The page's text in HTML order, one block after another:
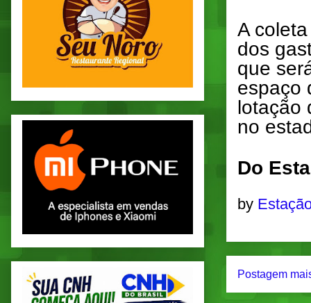
A
dos
que
espaço
lotação
no
Do
by
Postagem